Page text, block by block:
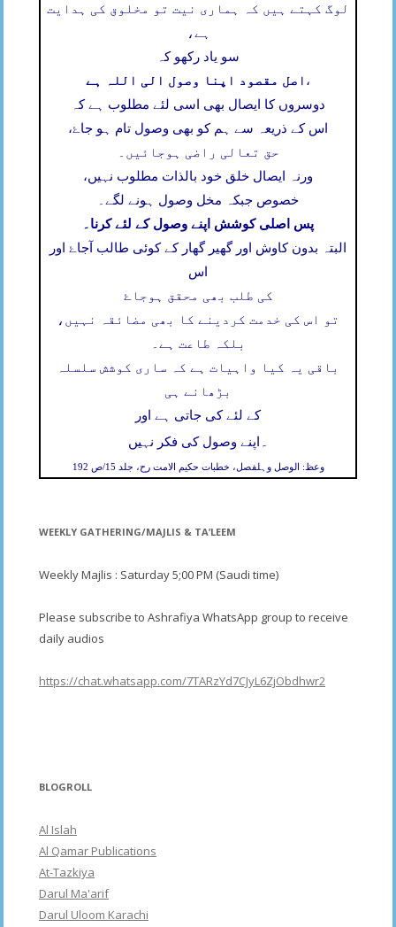
لوگ کہتے ہیں کہ ہماری نیت تو مخلوق کی ہدایت
ہے،
سو یاد رکھو کہ
اصل مقصود اپنا وصول الی اللہ ہے ،
دوسروں کا ایصال بھی اسی لئے مطلوب ہے کہ
اس کے ذریعہ سے ہم کو بھی وصول تام ہو جاۓ،
حق تعالی راضی ہوجائیں۔
ورنہ ایصال خلق خود بالذات مطلوب نہیں،
خصوص جبکہ مخل وصول ہونے لگے۔
پس اصلی کوشش اپنے وصول کے لئے کرنا۔
البتہ بدون کاوش اور گھیر گھار کے کوئی طالب آجاۓ اور
اس
کی طلب بھی محقق ہوجاۓ
تو اس کی خدمت کردینے کا بھی مضائقہ نہیں،
بلکہ طاعت ہے۔
باقی یہ کیا واہیات ہے کہ ساری کوشش سلسلہ
بڑھانے ہی
کے لئے کی جاتی ہے اور
اپنے وصول کی فکر نہیں ۔
وعظ: الوصل وہلفصل، خطبات حکیم الامت رح، جلد 15/ص 192
WEEKLY GATHERING/MAJLIS & TA’LEEM
Weekly Majlis : Saturday 5;00 PM (Saudi time)
Please subscribe to Ashrafiya WhatsApp group to receive
daily audios
https://chat.whatsapp.com/7TARzYd7CJyL6ZjObdhwr2
BLOGROLL
Al Islah
Al Qamar Publications
At-Tazkiya
Darul Ma'arif
Darul Uloom Karachi